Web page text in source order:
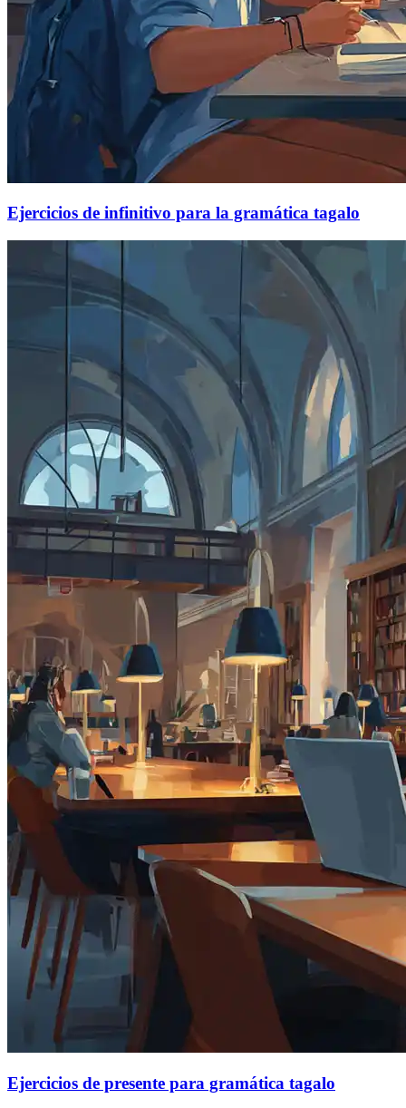
Ejercicios de infinitivo para la gramática tagalo
Ejercicios de presente para gramática tagalo